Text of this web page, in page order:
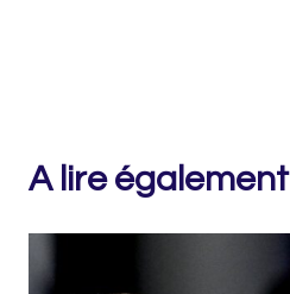
A lire également